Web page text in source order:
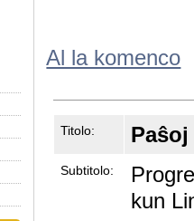
Al la komenco
Titolo:
Subtitolo:
kun